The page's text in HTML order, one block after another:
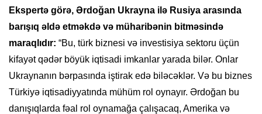
Ekspertə görə, Ərdoğan Ukrayna ilə Rusiya arasında
barışıq əldə etməkdə və müharibənin bitməsində
maraqlıdır: “Bu, türk biznesi və investisiya sektoru üçün
kifayət qədər böyük iqtisadi imkanlar yarada bilər. Onlar
Ukraynanın bərpasında iştirak edə biləcəklər. Və bu biznes
Türkiyə iqtisadiyyatında mühüm rol oynayır. Ərdoğan bu
danışıqlarda fəal rol oynamağa çalışacaq, Amerika və